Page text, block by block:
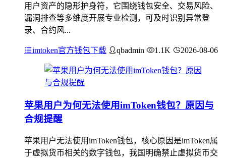
用户资产的隐形护身符，它围绕钱包安全、交易风险、
漏洞排查等多维度开展专业检测，可及时识别异常登
录、合约风...
imtoken官方钱包下载 qbadmin 1.1K 2026-08-06
苹果用户为何无法使用imToken钱包？原因与
合规提醒
苹果用户无法使用imToken钱包，核心原因是imToken属
于虚拟货币相关的数字钱包，我国明确禁止虚拟货币交